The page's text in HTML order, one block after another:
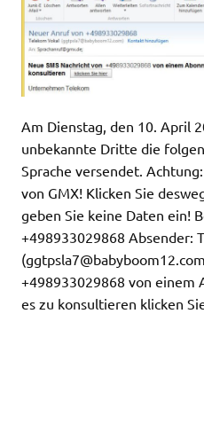
Am Dienstag, den 10. April
unbekannte Dritte die
Sprache versendet.
von GMX! Klicken Sie
geben Sie keine Daten ein!
+498933029868 Absender:
(ggtpsla7@babyboom12.com
+498933029868 von einem
es zu konsultieren klicken